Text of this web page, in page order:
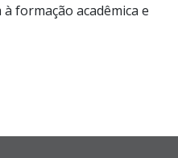
formação acadêmica e